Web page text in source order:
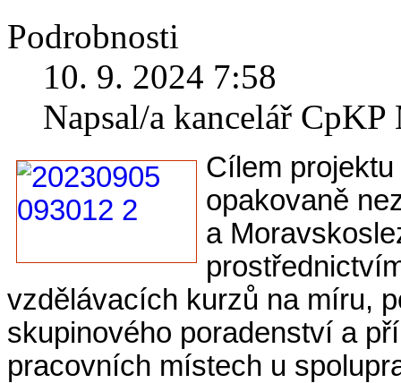
Podrobnosti
10. 9. 2024 7:58
Napsal/a kancelář
Cílem
opakovaně
a
vzdělávacích kurzů na míru,
skupinového poradenství a
pracovních místech u